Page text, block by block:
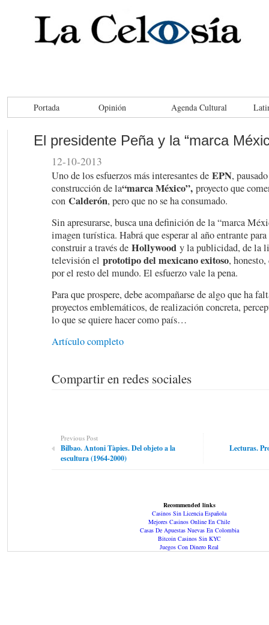
Portada Opinión Agenda Cultural
El presidente Peña y la “marca
12-10-2013
Uno de los esfuerzos más interesantes de EPN,
construcción de la“marca México”,proyecto que
con Calderón, pero que no se ha consumado.
Sin apresurarse, busca una definición de la “marca
imagen turística. Habrá que esperar al año entrante para
construir a través de Hollywoody la publicidad, de la
televisión el prototipo del mexicano exitoso, honesto,
por el resto del mundo. El esfuerzo vale la pena.
Para que prospere, debe acompañarse de algo que ha
proyectos emblemáticos, de realización concreta,
lo que se quiere hacer como país…
Artículo completo
Compartir en redes sociales
Previous Post
Bilbao. Antoni Tàpies. Del objeto a la
escultura (1964-2000)
Lecturas.
Recommended links
Casinos Sin Licencia Española
Mejores Casinos Online En Chile
Casas De Apuestas Nuevas En Colombia
Bitcoin Casinos Sin KYC
Juegos Con Dinero Real